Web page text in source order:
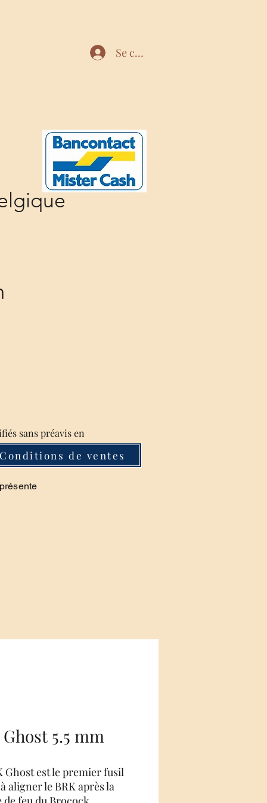
Se connecter
sans préavis en
Conditions de ventes
Ghost 5.5 mm
Ghost est le premier fusil
aligner le BRK après la